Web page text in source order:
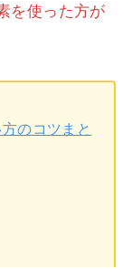
を使った方が
のコツまと